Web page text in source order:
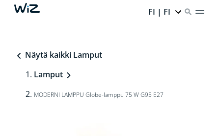
FI | FI
Näytä kaikki Lamput
Lamput
MODERNI LAMPPU Globe-lamppu 75 W G95 E27